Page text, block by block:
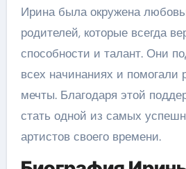
Ирина была окружена
родителей, которые всегда
способности и талант. Они
всех начинаниях и помогали
мечты. Благодаря этой
стать одной из самых
артистов своего времени.